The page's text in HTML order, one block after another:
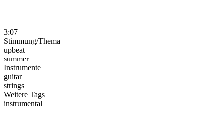
3:07
Stimmung/Thema
upbeat
summer
Instrumente
guitar
strings
Weitere Tags
instrumental